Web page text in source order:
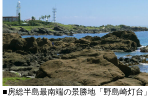
■房総半島最南端の景勝地「野島崎灯台」